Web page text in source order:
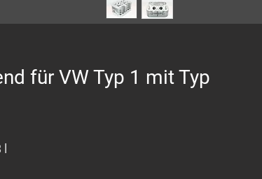
für VW Typ 1 mit Typ